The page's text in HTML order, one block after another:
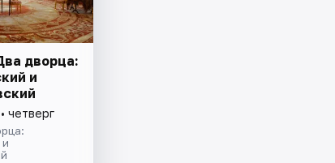
дворца:
и
четверг